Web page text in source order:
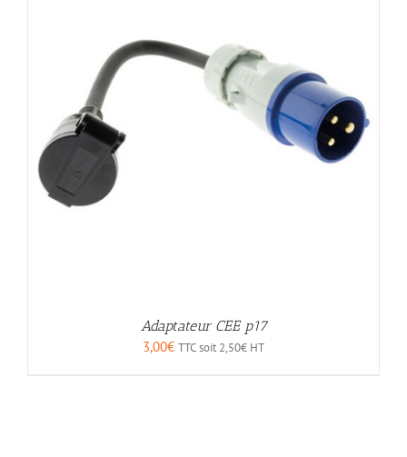
Adaptateur CEE p17
3,00€ TTC soit 2,50€ HT